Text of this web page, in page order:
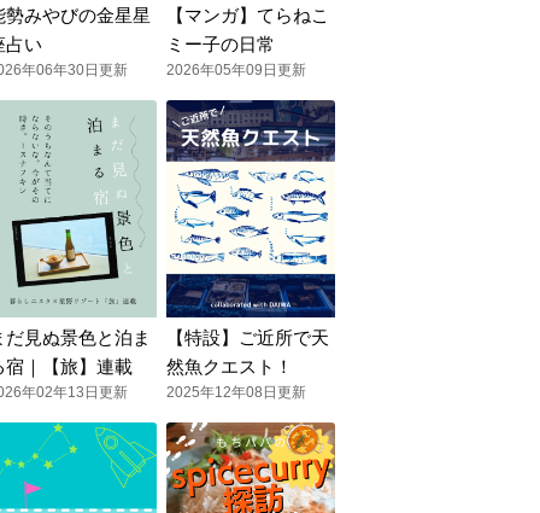
勢みやびの金星星
占い
年06年30日更新
【マンガ】てらねこ
ミー子の日常
2026年05年09日更新
だ見ぬ景色と泊ま
宿｜【旅】連載
年02年13日更新
【特設】ご近所で天
然魚クエスト！
2025年12年08日更新